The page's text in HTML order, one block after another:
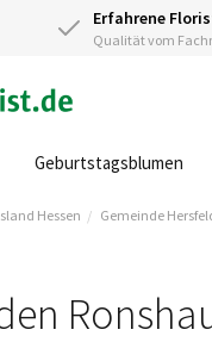
Erfahrene
Qualität vom
Geburtstagsblumen
Hessen Gemeinde